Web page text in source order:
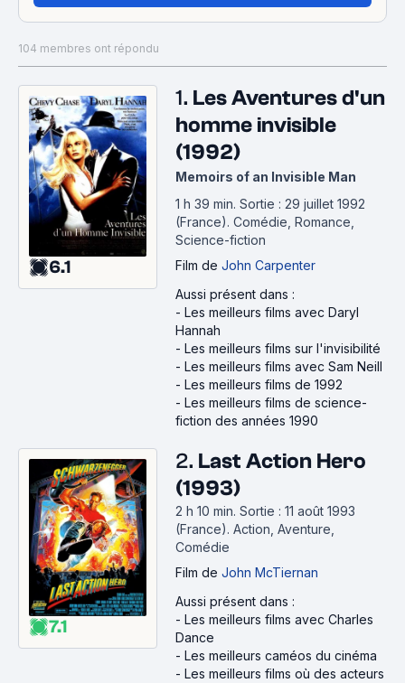
104 membres ont répondu
6.1
1. Les Aventures d'un
homme invisible
(1992)
Memoirs of an Invisible Man
1 h 39 min. Sortie : 29 juillet 1992
(France). Comédie, Romance,
Science-fiction
Film de John Carpenter
Aussi présent dans :
- Les meilleurs films avec Daryl
Hannah
- Les meilleurs films sur l'invisibilité
- Les meilleurs films avec Sam Neill
- Les meilleurs films de 1992
- Les meilleurs films de science-
fiction des années 1990
7.1
2. Last Action Hero
(1993)
2 h 10 min. Sortie : 11 août 1993
(France). Action, Aventure,
Comédie
Film de John McTiernan
Aussi présent dans :
- Les meilleurs films avec Charles
Dance
- Les meilleurs caméos du cinéma
- Les meilleurs films où des acteurs